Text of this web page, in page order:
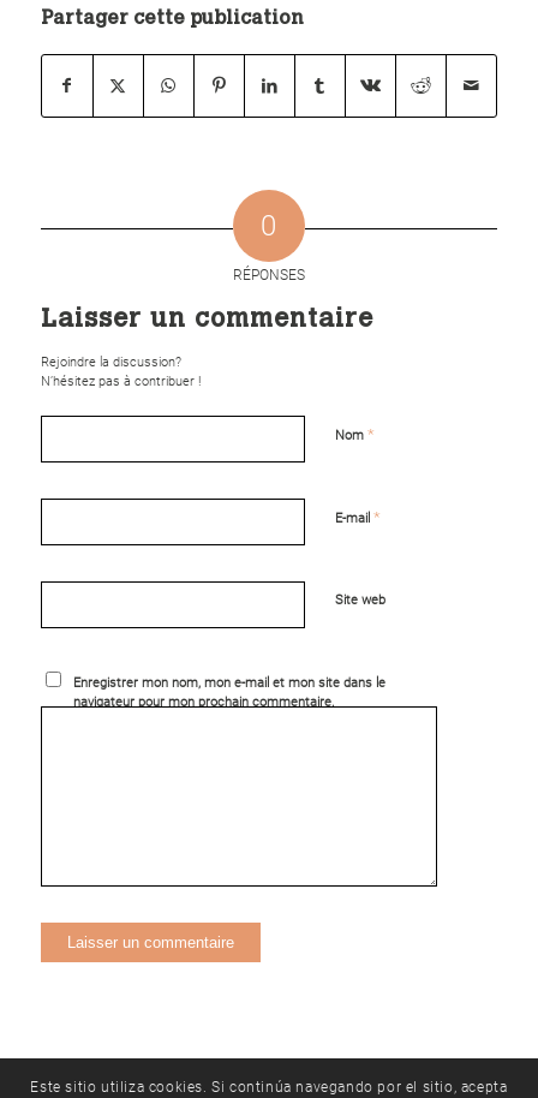
Partager cette publication
0
RÉPONSES
Laisser un commentaire
Rejoindre la discussion?
N’hésitez pas à contribuer !
Nom *
E-mail *
Site web
Enregistrer mon nom, mon e-mail et mon site dans le
navigateur pour mon prochain commentaire.
Este sitio utiliza cookies. Si continúa navegando por el sitio, acepta